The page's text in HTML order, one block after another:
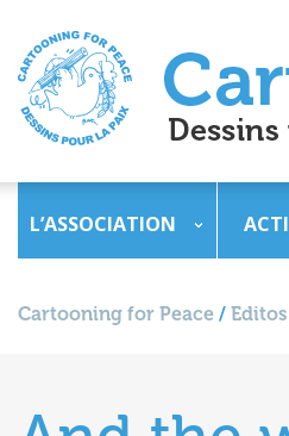
L’ASSOCIATION
Cartooning for Peace / Editos